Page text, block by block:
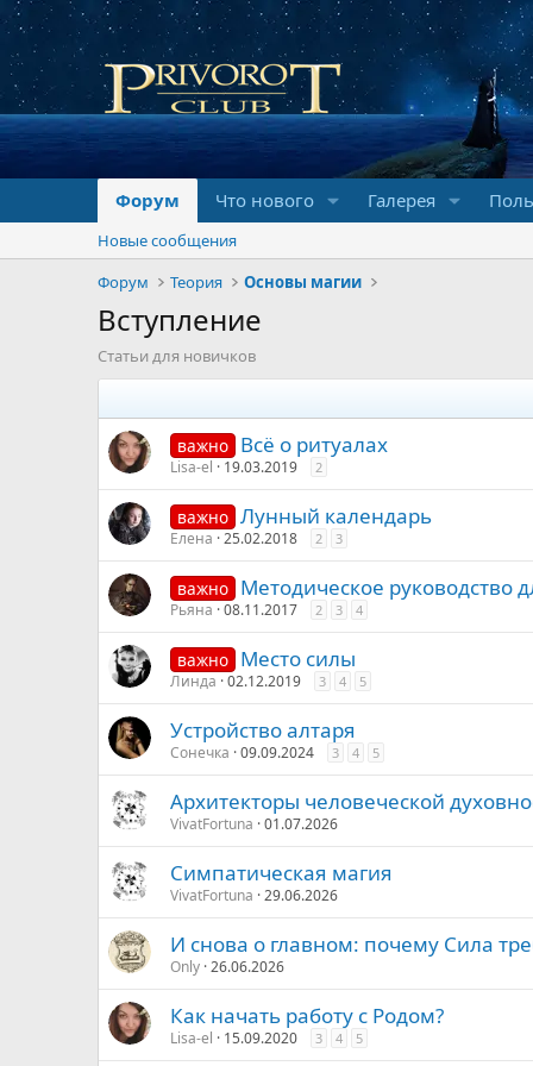
Форум Что нового Галерея
Новые сообщения
Форум
Теория Основы магии
Вступление
Статьи для новичков
важно Всё о ритуалах
Lisa-el 19.03.2019 2
важно Лунный календарь
Елена 25.02.2018 2 3
важно Методическое руководство
Рьяна 08.11.2017 2 3 4
важно Место силы
Линда 02.12.2019 3 4 5
Устройство алтаря
Сонечка 09.09.2024 3 4 5
Архитекторы человеческой
VivatFortuna 01.07.2026
Симпатическая магия
VivatFortuna 29.06.2026
И снова о главном: почему Сила
Only 26.06.2026
Как начать работу с Родом?
Lisa-el 15.09.2020 3 4 5